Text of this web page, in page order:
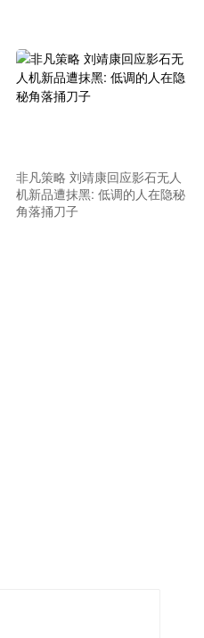
非凡策略 刘靖康回应影石无人
机新品遭抹黑: 低调的人在隐秘
角落捅刀子